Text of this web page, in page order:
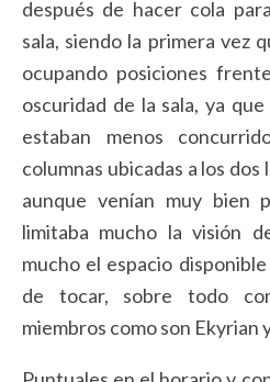
después de hacer cola
sala, siendo la primera vez
ocupando posiciones
oscuridad de la sala, ya
estaban menos
columnas ubicadas a los
aunque venían muy bien
limitaba mucho la visión
mucho el espacio
de tocar, sobre todo
miembros como son Ekyrian